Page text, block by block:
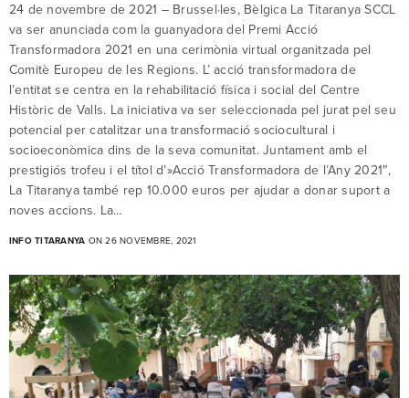
24 de novembre de 2021 – Brussel·les, Bèlgica La Titaranya SCCL
va ser anunciada com la guanyadora del Premi Acció
Transformadora 2021 en una cerimònia virtual organitzada pel
Comitè Europeu de les Regions. L’ acció transformadora de
l’entitat se centra en la rehabilitació física i social del Centre
Històric de Valls. La iniciativa va ser seleccionada pel jurat pel seu
potencial per catalitzar una transformació sociocultural i
socioeconòmica dins de la seva comunitat. Juntament amb el
prestigiós trofeu i el títol d’»Acció Transformadora de l’Any 2021″,
La Titaranya també rep 10.000 euros per ajudar a donar suport a
noves accions. La…
INFO TITARANYA ON 26 NOVEMBRE, 2021